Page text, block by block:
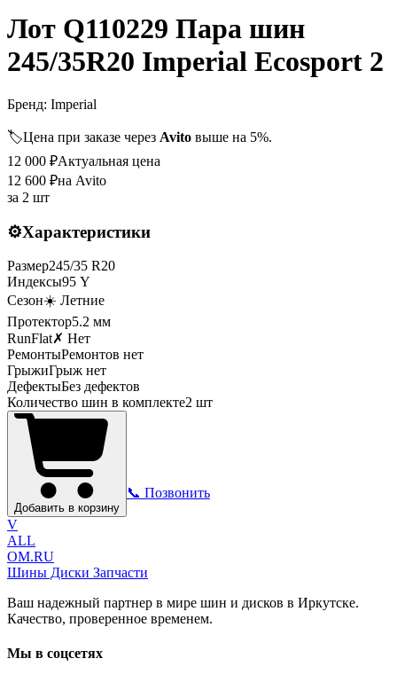
Лот Q110229 Пара шин
245/35R20 Imperial Ecosport 2
Бренд: Imperial
🏷️Цена при заказе через Avito выше на 5%.
12 000 ₽Актуальная цена
12 600 ₽на Avito
за 2 шт
⚙️Характеристики
Размер245/35 R20
Индексы95 Y
Сезон☀️ Летние
Протектор5.2 мм
RunFlat✗ Нет
РемонтыРемонтов нет
ГрыжиГрыж нет
ДефектыБез дефектов
Количество шин в комплекте2 шт
Добавить в корзину
📞 Позвонить
V
ALL
OM.RU
Шины Диски Запчасти
Ваш надежный партнер в мире шин и дисков в Иркутске.
Качество, проверенное временем.
Мы в соцсетях